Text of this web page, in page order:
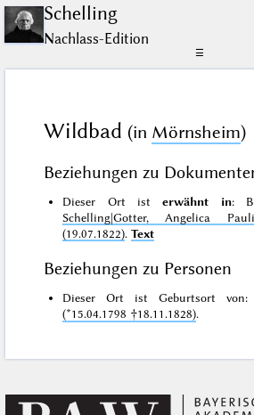
Schelling
Nachlass-Edition
☰
Wildbad (in Mörnsheim)
Beziehungen zu
Dieser Ort isterwähnt in:
Schelling|Gotter, Angelica
(19.07.1822).Text
Beziehungen zu Personen
Dieser Ort ist Geburtsort von:
(*15.04.1798 †18.11.1828).